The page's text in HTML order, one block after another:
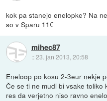
kok pa stanejo enelopke? Na
so v Sparu 11€
mihec87
::23. jan 2013, 20:58
Eneloop po kosu 2-3eur nekje
Če se ti ne mudi bi vsake
res da verjetno niso ravno